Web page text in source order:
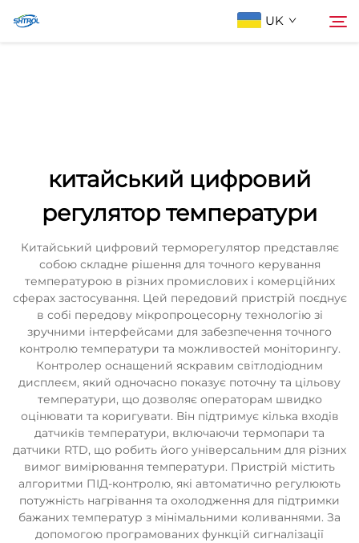
UK
китайський цифровий
регулятор температури
Китайський цифровий терморегулятор представляє
собою складне рішення для точного керування
температурою в різних промислових і комерційних
сферах застосування. Цей передовий пристрій поєднує
в собі передову мікропроцесорну технологію зі
зручними інтерфейсами для забезпечення точного
контролю температури та можливостей моніторингу.
Контролер оснащений яскравим світлодіодним
дисплеєм, який одночасно показує поточну та цільову
температури, що дозволяє операторам швидко
оцінювати та коригувати. Він підтримує кілька входів
датчиків температури, включаючи термопари та
датчики RTD, що робить його універсальним для різних
вимог вимірювання температури. Пристрій містить
алгоритми ПІД-контролю, які автоматично регулюють
потужність нагрівання та охолодження для підтримки
бажаних температур з мінімальними коливаннями. За
допомогою програмованих функцій сигналізації